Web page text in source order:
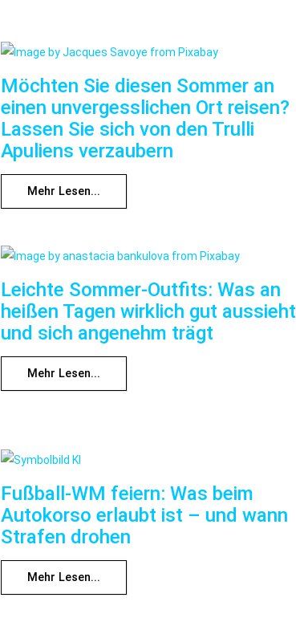
Möchten Sie diesen Sommer an
einen unvergesslichen Ort reisen?
Lassen Sie sich von den Trulli
Apuliens verzaubern
Mehr Lesen...
Leichte Sommer-Outfits: Was an
heißen Tagen wirklich gut aussieht
und sich angenehm trägt
Mehr Lesen...
Fußball-WM feiern: Was beim
Autokorso erlaubt ist – und wann
Strafen drohen
Mehr Lesen...